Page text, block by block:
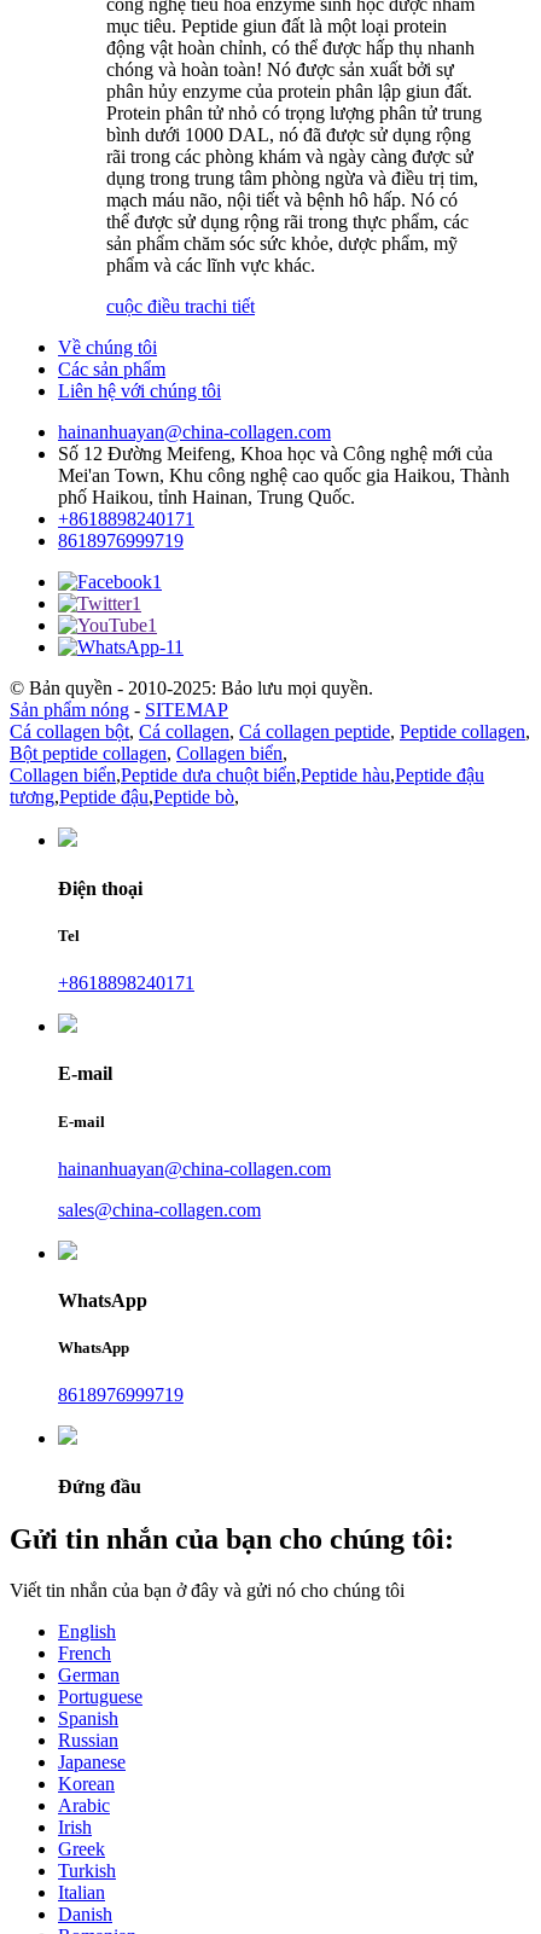
công nghệ tiêu hóa enzyme sinh học được nhắm
mục tiêu. Peptide giun đất là một loại protein
động vật hoàn chỉnh, có thể được hấp thụ nhanh
chóng và hoàn toàn! Nó được sản xuất bởi sự
phân hủy enzyme của protein phân lập giun đất.
Protein phân tử nhỏ có trọng lượng phân tử trung
bình dưới 1000 DAL, nó đã được sử dụng rộng
rãi trong các phòng khám và ngày càng được sử
dụng trong trung tâm phòng ngừa và điều trị tim,
mạch máu não, nội tiết và bệnh hô hấp. Nó có
thể được sử dụng rộng rãi trong thực phẩm, các
sản phẩm chăm sóc sức khỏe, dược phẩm, mỹ
phẩm và các lĩnh vực khác.
cuộc điều trachi tiết
Về chúng tôi
Các sản phẩm
Liên hệ với chúng tôi
hainanhuayan@china-collagen.com
Số 12 Đường Meifeng, Khoa học và Công nghệ mới của
Mei'an Town, Khu công nghệ cao quốc gia Haikou, Thành
phố Haikou, tỉnh Hainan, Trung Quốc.
+8618898240171
8618976999719
© Bản quyền - 2010-2025: Bảo lưu mọi quyền.
Sản phẩm nóng - SITEMAP
Cá collagen bột, Cá collagen, Cá collagen peptide, Peptide collagen,
Bột peptide collagen, Collagen biển,
Collagen biển,Peptide dưa chuột biển,Peptide hàu,Peptide đậu
tương,Peptide đậu,Peptide bò,
Điện thoại
Tel
+8618898240171
E-mail
E-mail
hainanhuayan@china-collagen.com
sales@china-collagen.com
WhatsApp
WhatsApp
8618976999719
Đứng đầu
Gửi tin nhắn của bạn cho chúng tôi:
Viết tin nhắn của bạn ở đây và gửi nó cho chúng tôi
English
French
German
Portuguese
Spanish
Russian
Japanese
Korean
Arabic
Irish
Greek
Turkish
Italian
Danish